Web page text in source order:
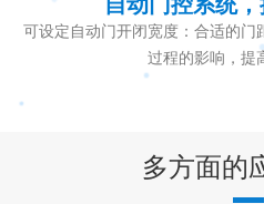
自动门控系统
可设定自动门开闭宽度：合适的门
过程的影响，提
多方面的